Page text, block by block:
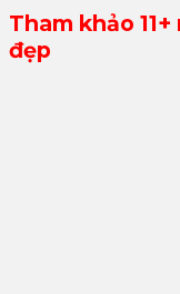
Tham khảo
đẹp